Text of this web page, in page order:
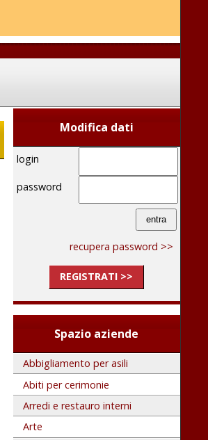
Modifica dati
login
password
recupera password >>
REGISTRATI >>
Spazio aziende
Abbigliamento per asili
Abiti per cerimonie
Arredi e restauro interni
Arte